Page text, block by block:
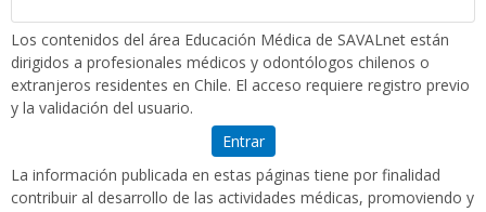
Los contenidos del área Educación Médica de SAVALnet están
dirigidos a profesionales médicos y odontólogos chilenos o
extranjeros residentes en Chile. El acceso requiere registro previo
y la validación del usuario.
Entrar
La información publicada en estas páginas tiene por finalidad
contribuir al desarrollo de las actividades médicas, promoviendo y